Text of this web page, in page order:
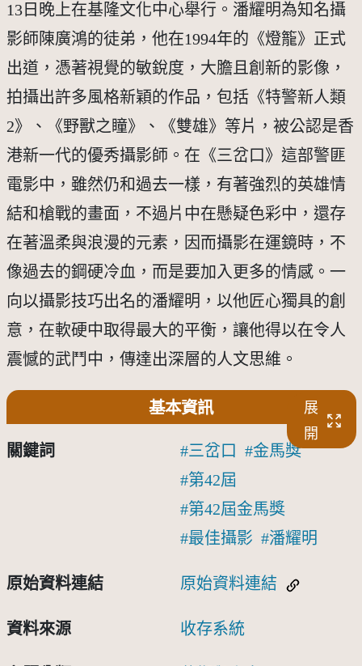
13日晚上在基隆文化中心舉行。潘耀明為知名攝
影師陳廣鴻的徒弟，他在1994年的《燈籠》正式
出道，憑著視覺的敏銳度，大膽且創新的影像，
拍攝出許多風格新穎的作品，包括《特警新人類
2》、《野獸之瞳》、《雙雄》等片，被公認是香
港新一代的優秀攝影師。在《三岔口》這部警匪
電影中，雖然仍和過去一樣，有著強烈的英雄情
結和槍戰的畫面，不過片中在懸疑色彩中，還存
在著溫柔與浪漫的元素，因而攝影在運鏡時，不
像過去的鋼硬冷血，而是要加入更多的情感。一
向以攝影技巧出名的潘耀明，以他匠心獨具的創
意，在軟硬中取得最大的平衡，讓他得以在令人
震憾的武鬥中，傳達出深層的人文思維。
基本資訊
展
開
關鍵詞 三岔口
金馬獎
第42屆
第42屆金馬獎
最佳攝影
潘耀明
原始資料連結 原始資料連結
資料來源 收存系統